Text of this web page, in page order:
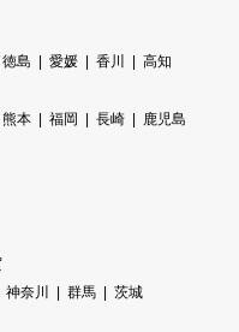
徳島 愛媛 香川
高知
熊本 福岡 長崎
鹿児島
神奈川 群馬 茨城